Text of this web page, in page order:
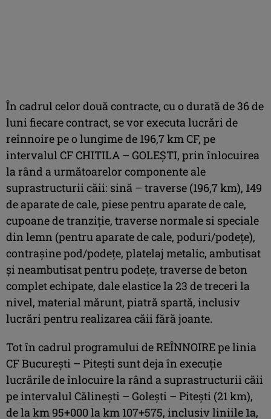
În cadrul celor două contracte, cu o durată de 36 de
luni fiecare contract, se vor executa lucrări de
reînnoire pe o lungime de 196,7 km CF, pe
intervalul CF CHITILA – GOLEȘTI, prin înlocuirea
la rând a următoarelor componente ale
suprastructurii căii: sină – traverse (196,7 km), 149
de aparate de cale, piese pentru aparate de cale,
cupoane de tranziție, traverse normale si speciale
din lemn (pentru aparate de cale, poduri/podețe),
contrașine pod/podețe, platelaj metalic, ambutisat
și neambutisat pentru podețe, traverse de beton
complet echipate, dale elastice la 23 de treceri la
nivel, material mărunt, piatră spartă, inclusiv
lucrări pentru realizarea căii fără joante.
Tot în cadrul programului de REÎNNOIRE pe linia
CF București – Pitești sunt deja în execuție
lucrările de înlocuire la rând a suprastructurii căii
pe intervalul Călinești – Golești – Pitești (21 km),
de la km 95+000 la km 107+575, inclusiv liniile 1a,